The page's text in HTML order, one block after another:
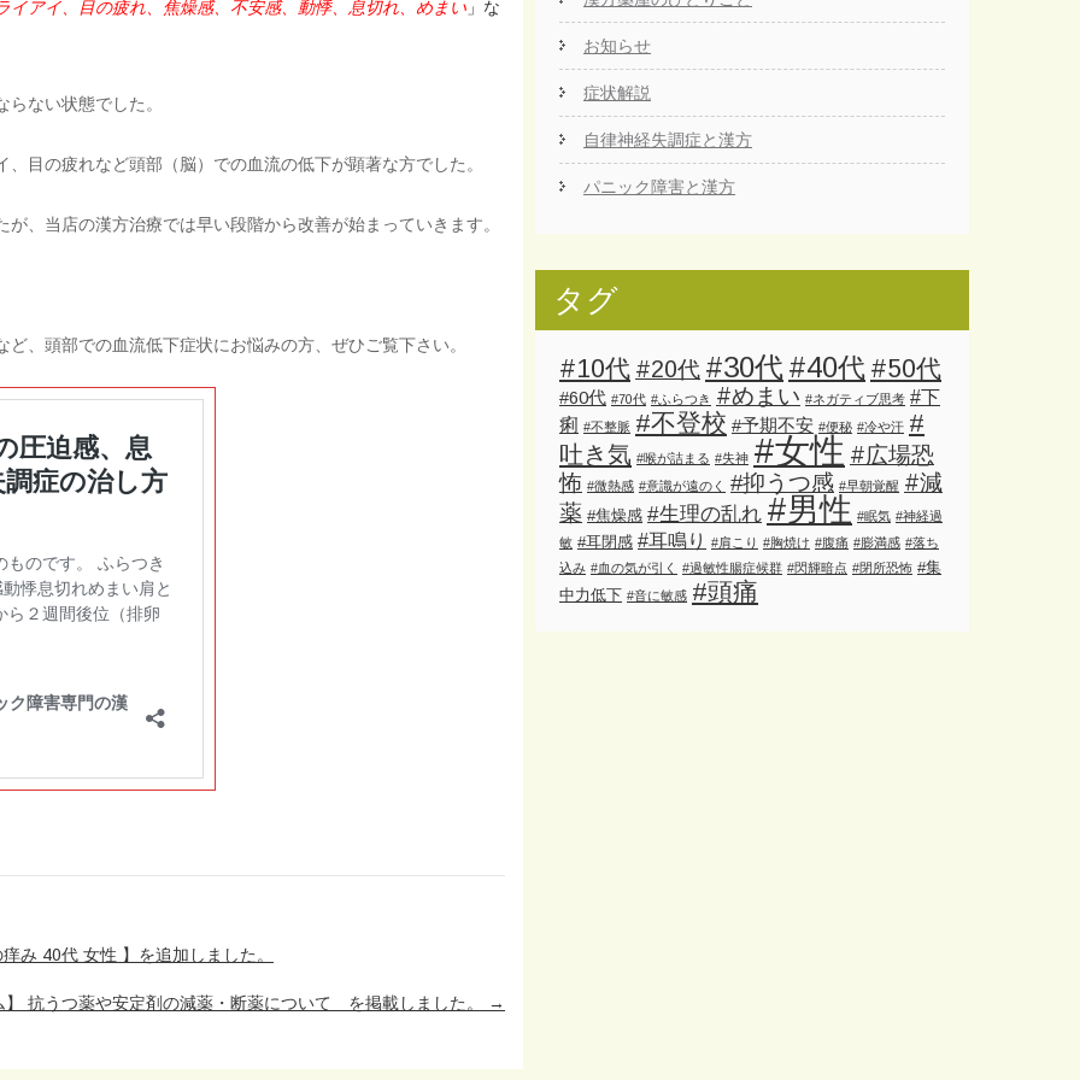
イアイ、目の疲れ、焦燥感、不安感、動悸、息切れ、めまい 」な
ない状態でした。
目の疲れなど頭部（脳）での血流の低下が顕著な方でした。
、当店の漢方治療では早い段階から改善が始まっていきます。
、頭部での血流低下症状にお悩みの方、ぜひご覧下さい。
み 40代 女性 】を追加しました。
】 抗うつ薬や安定剤の減薬・断薬について を掲載しました。 →
お知らせ
症状解説
自律神経失調症と漢方
パニック障害と漢方
タグ
#10代 #20代 #30代 #40代 #50代
#60代 #70代 #ふらつき #めまい #ネガティブ思考 #下
痢 #不整脈 #不登校 #予期不安 #便秘 #冷や汗 #
吐き気 #喉が詰まる #失神 #女性 #広場恐
怖 #微熱感 #意識が遠のく #抑うつ感 #早朝覚醒 #減
薬 #焦燥感 #生理の乱れ #男性 #眠気 #神経過
敏 #耳閉感 #耳鳴り #肩こり #胸焼け #腹痛 #膨満感 #落ち
込み #血の気が引く #過敏性腸症候群 #閃輝暗点 #閉所恐怖 #集
中力低下 #音に敏感 #頭痛